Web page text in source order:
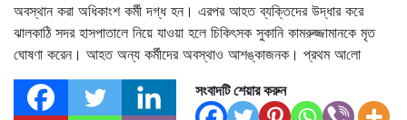
অবস্থান করা অধিকাংশ কর্মী দগ্ধ হন। এরপর আহত ব্যক্তিদের উদ্ধার করে
ঝালকাঠি সদর হাসপাতালে নিয়ে যাওয়া হলে চিকিৎসক সুকানি কামরুজ্জামানকে মৃত
ঘোষণা করেন। আহত অন্য কর্মীদের অবস্থাও আশঙ্কাজনক। প্রথম আ‌লো
সংবাদটি শেয়ার করুন